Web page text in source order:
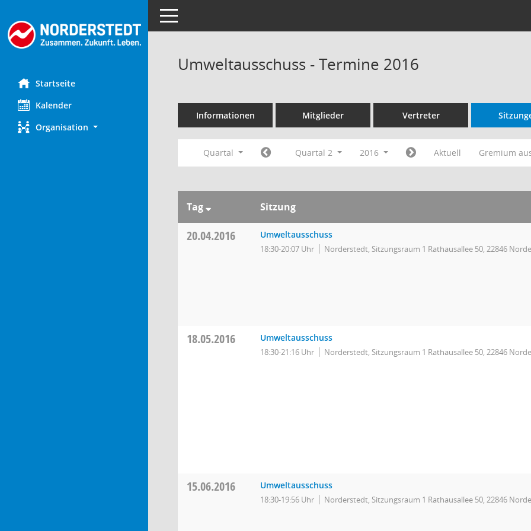
Startseite
Kalender
Organisation
Toggle navigation
Umweltausschuss - Termine 2016
Informationen Mitglieder Vertreter
Quartal Quartal 2 2016 Aktuell Gremium
Tag Sitzung
20.04.2016 Umweltausschuss
18:30-20:07 Uhr Norderstedt, Sitzungsraum 1 Rathausallee 50, 22846
18.05.2016 Umweltausschuss
18:30-21:16 Uhr Norderstedt, Sitzungsraum 1 Rathausallee 50, 22846
15.06.2016 Umweltausschuss
18:30-19:56 Uhr Norderstedt, Sitzungsraum 1 Rathausallee 50, 22846